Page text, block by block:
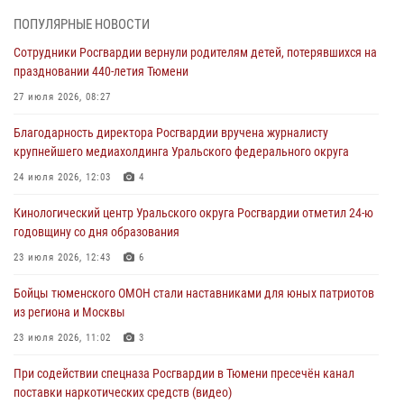
06 августа 2026, 04:41 3
Росгвардейцы в Тюменской области почтили память генерала
армии Ивана Кирилловича Яковлева
05 августа 2026, 11:03
В Тюмени офицер Росгвардии в радиоэфире напомнил гражданам о
мерах безопасного владения оружием
05 августа 2026, 09:56
Военнослужащие Росгвардии сбили дрон-разведчик ВСУ на южном
направлении
05 августа 2026, 05:35
Стальной характер продемонстрировали росгвардейцы в ходе
масштабных спортивных событий на Урале
05 августа 2026, 05:22
ПОПУЛЯРНЫЕ НОВОСТИ
Сотрудники Росгвардии вернули родителям детей, потерявшихся на
праздновании 440-летия Тюмени
27 июля 2026, 08:27
Благодарность директора Росгвардии вручена журналисту
крупнейшего медиахолдинга Уральского федерального округа
24 июля 2026, 12:03 4
Кинологический центр Уральского округа Росгвардии отметил 24-ю
годовщину со дня образования
23 июля 2026, 12:43 6
Бойцы тюменского ОМОН стали наставниками для юных патриотов
из региона и Москвы
23 июля 2026, 11:02 3
При содействии спецназа Росгвардии в Тюмени пресечён канал
поставки наркотических средств (видео)